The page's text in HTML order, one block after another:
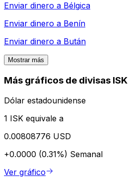
Enviar dinero a Bélgica
Enviar dinero a Benín
Enviar dinero a Bután
Mostrar más
Más gráficos de divisas
Dólar estadounidense
1 ISK equivale a
0.00808776 USD
+0.0000 (0.31%) Semanal
Ver gráfico